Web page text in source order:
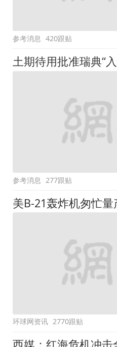
参考消息 420跟贴
土期待用批准瑞典“
参考消息 277跟贴
美B-21轰炸机匆忙
环球网资讯 2770跟贴